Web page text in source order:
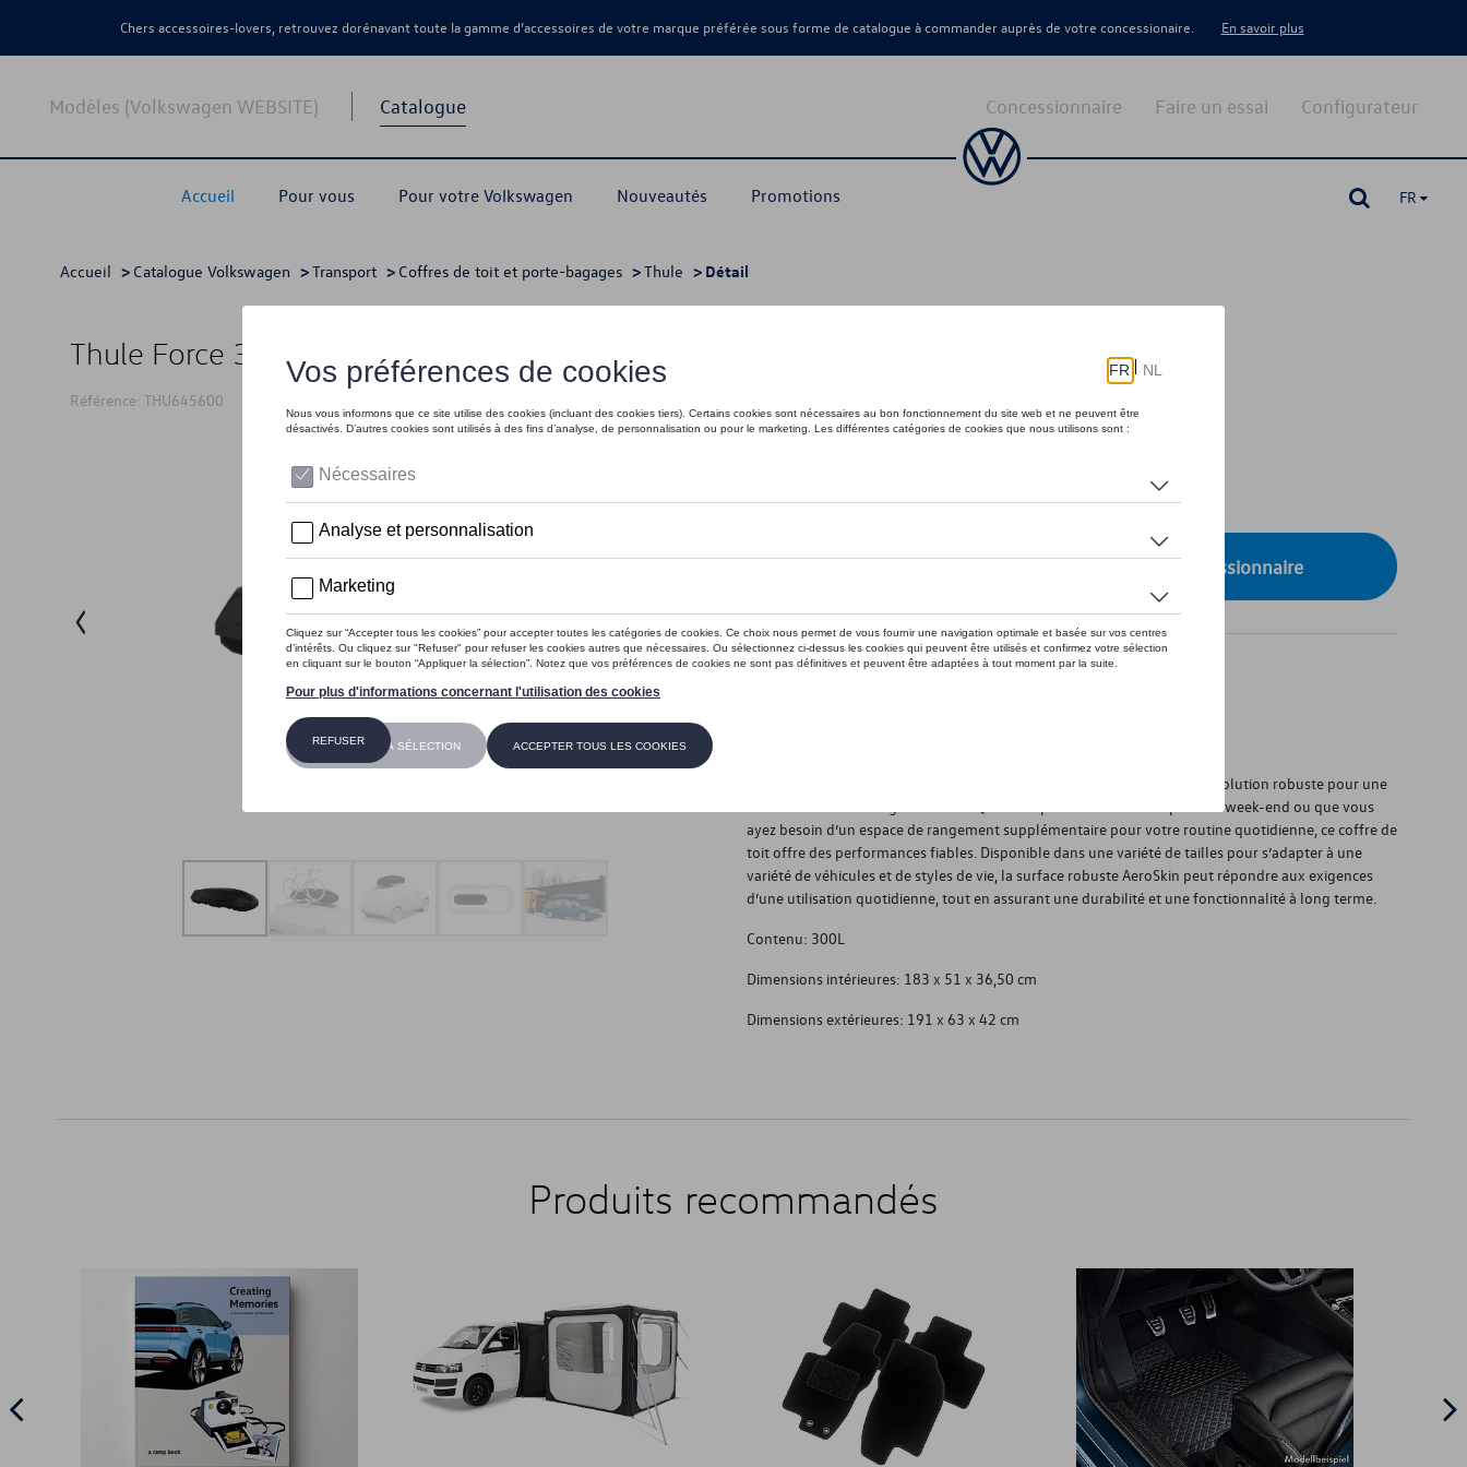
Chers accessoires-lovers, retrouvez dorénavant toute la gamme d’accessoires de votre marque préférée sous forme de catalogue à commander auprès de votre concessionaire. En savoir plus
Modèles (Volkswagen WEBSITE) Catalogue
Accueil Pour vous Pour votre Volkswagen Nouveautés Promotions
Configurateur
Faire un essai
Concessionnaire
FR
Accueil > Catalogue Volkswagen >Transport > Coffres de toit et porte-bagages >Thule > Détail
Thule Force 3 L Sport
Référence: THU645600
Ce produit n'est actuellement pas de stock
Vérifiez la disponibilité auprès de votre concessionnaire
Introduction
Conçu pour les familles actives, le coffre de toit Thule Force 3 offre une solution robuste pour une
utilisation tout au long de l’année. Que vous partiez à l’aventure pour un week-end ou que vous
ayez besoin d’un espace de rangement supplémentaire pour votre routine quotidienne, ce coffre de
toit offre des performances fiables. Disponible dans une variété de tailles pour s’adapter à une
variété de véhicules et de styles de vie, la surface robuste AeroSkin peut répondre aux exigences
d’une utilisation quotidienne, tout en assurant une durabilité et une fonctionnalité à long terme.
Contenu: 300L
Dimensions intérieures: 183 x 51 x 36,50 cm
Dimensions extérieures: 191 x 63 x 42 cm
Produits recommandés